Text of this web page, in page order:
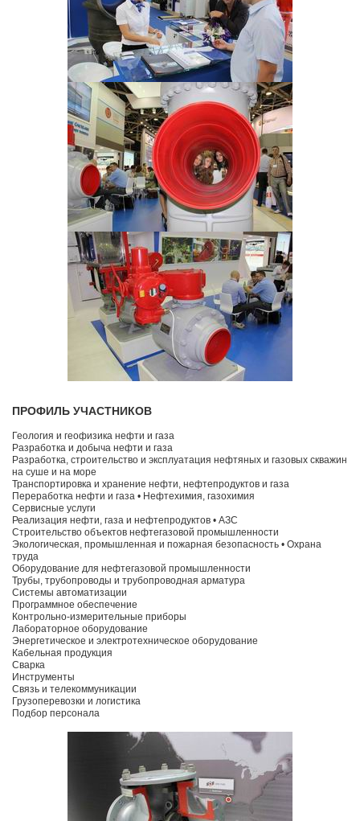
ПРОФИЛЬ УЧАСТНИКОВ
Геология и геофизика нефти и газа
Разработка и добыча нефти и газа
Разработка, строительство и эксплуатация нефтяных и газовых скважин
на суше и на море
Транспортировка и хранение нефти, нефтепродуктов и газа
Переработка нефти и газа • Нефтехимия, газохимия
Сервисные услуги
Реализация нефти, газа и нефтепродуктов • АЗС
Строительство объектов нефтегазовой промышленности
Экологическая, промышленная и пожарная безопасность • Охрана
труда
Оборудование для нефтегазовой промышленности
Трубы, трубопроводы и трубопроводная арматура
Системы автоматизации
Программное обеспечение
Контрольно-измерительные приборы
Лабораторное оборудование
Энергетическое и электротехническое оборудование
Кабельная продукция
Сварка
Инструменты
Связь и телекоммуникации
Грузоперевозки и логистика
Подбор персонала